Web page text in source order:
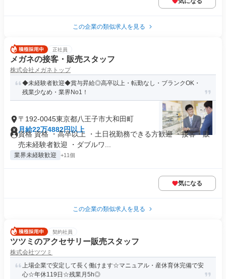
この企業の類似求人を見る
正社員
メガネの接客・販売スタッフ
株式会社メガネトップ
◆未経験者歓迎◆賞与昇給◎高卒以上・転勤なし・ブランクOK・
残業少なめ・業界No1！
〒192-0045東京都八王子市大和田町
月給22万4882円以上
資格 資格 ・高卒以上 ・土日祝勤務できる方歓迎 ・接客・販
売未経験者歓迎 ・ダブルワ...
業界未経験歓迎 +11個
気になる
この企業の類似求人を見る
契約社員
ツツミのアクセサリー販売スタッフ
株式会社ツツミ
上場企業で安定して長く働けます☆マニュアル・産休育休完備で安
心☆年休119日☆残業月5h◎